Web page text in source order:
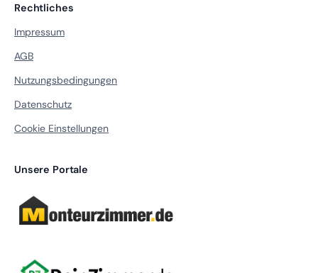
Rechtliches
Impressum
AGB
Nutzungsbedingungen
Datenschutz
Cookie Einstellungen
Unsere Portale